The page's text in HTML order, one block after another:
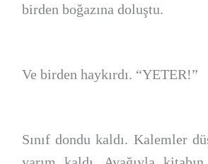
birden boğazına doluştu.
Ve birden haykırdı. “YETER!”
Sınıf dondu kaldı. Kalemler